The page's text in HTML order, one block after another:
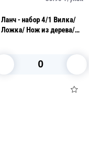
Ланч - набор 4/1 Вилка/
Ложка/ Нож из дерева/